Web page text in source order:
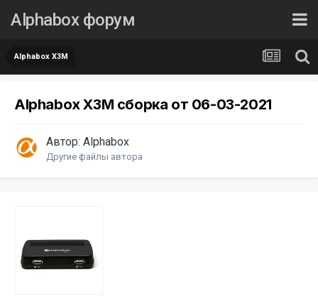
Alphabox форум
Alphabox X3M
Alphabox X3M сборка от 06-03-2021
Автор: Alphabox
Другие файлы автора